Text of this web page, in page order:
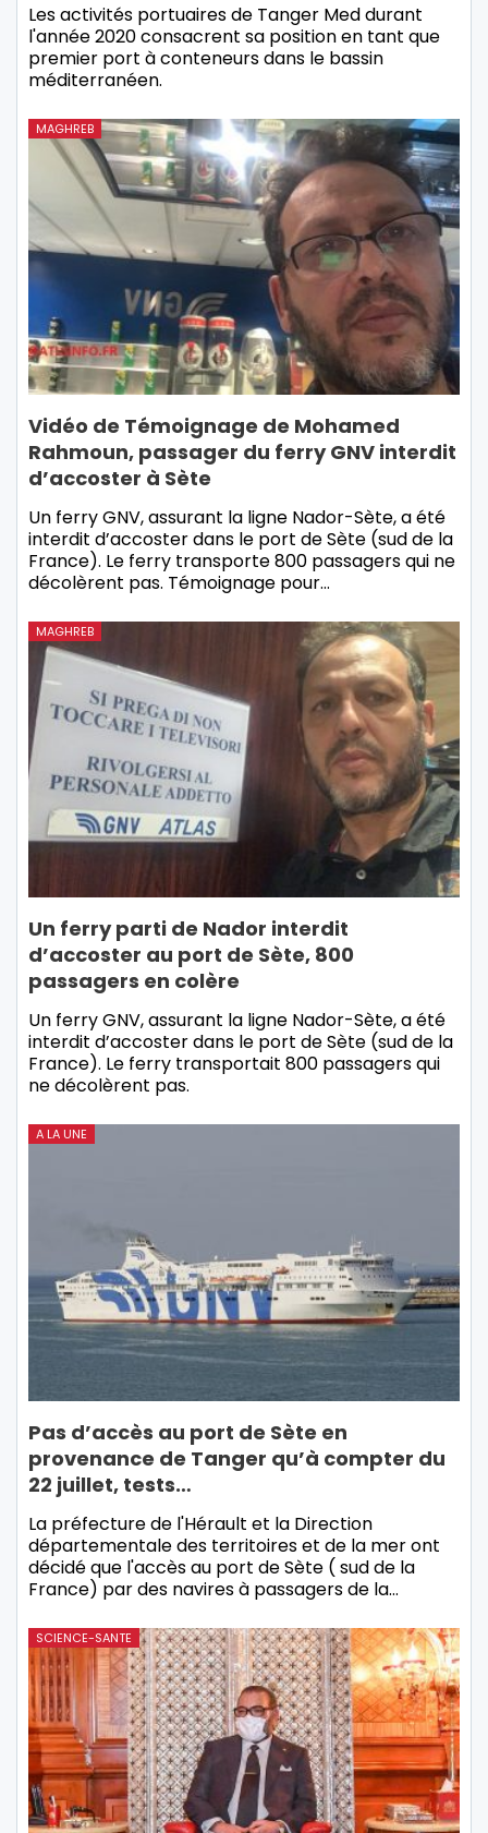
Les activités portuaires de Tanger Med durant
l'année 2020 consacrent sa position en tant que
premier port à conteneurs dans le bassin
méditerranéen.
MAGHREB
Vidéo de Témoignage de Mohamed
Rahmoun, passager du ferry GNV interdit
d’accoster à Sète
Un ferry GNV, assurant la ligne Nador-Sète, a été
interdit d’accoster dans le port de Sète (sud de la
France). Le ferry transporte 800 passagers qui ne
décolèrent pas. Témoignage pour…
MAGHREB
Un ferry parti de Nador interdit
d’accoster au port de Sète, 800
passagers en colère
Un ferry GNV, assurant la ligne Nador-Sète, a été
interdit d’accoster dans le port de Sète (sud de la
France). Le ferry transportait 800 passagers qui
ne décolèrent pas.
A LA UNE
Pas d’accès au port de Sète en
provenance de Tanger qu’à compter du
22 juillet, tests…
La préfecture de l'Hérault et la Direction
départementale des territoires et de la mer ont
décidé que l'accès au port de Sète ( sud de la
France) par des navires à passagers de la…
SCIENCE-SANTE